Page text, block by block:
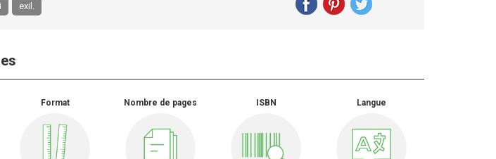
exil.
Format Nombre de pages ISBN Langue